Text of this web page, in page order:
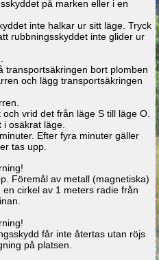
på marken eller i en
inte halkar ur sitt läge. Tryck
rubbningsskyddet inte glider ur
transportsäkringen bort plomben
och lägg transportsäkringen
vrid det från läge S till läge O.
i osäkrat läge.
Efter fyra minuter gäller
tas upp.
Föremål av metall (magnetiska)
cirkel av 1 meters radie från
får inte återtas utan röjs
på platsen.